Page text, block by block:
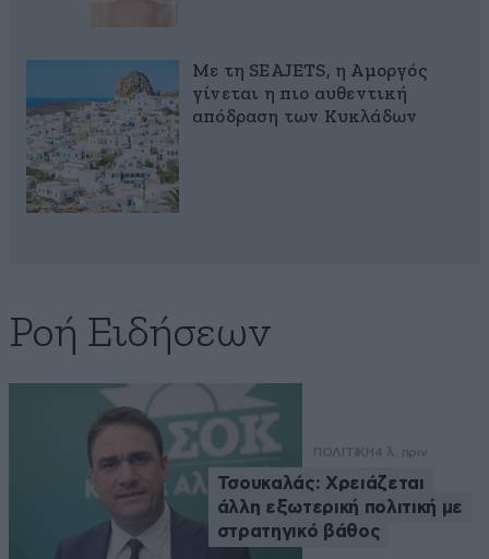
Με τη SEAJETS, η Αμοργός
γίνεται η πιο αυθεντική
απόδραση των Κυκλάδων
Ροή Ειδήσεων
ΠΟΛΙΤΙΚΗ4 λ. πριν
Τσουκαλάς: Xρειάζεται
άλλη εξωτερική πολιτική με
στρατηγικό βάθος